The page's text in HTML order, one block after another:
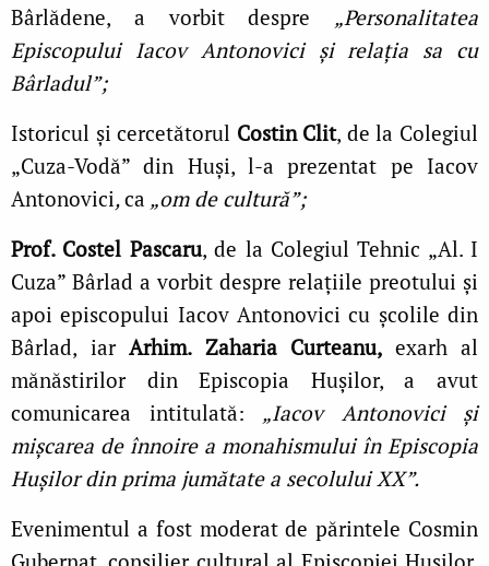
Bârlădene, a vorbit despre „Personalitatea
Episcopului Iacov Antonovici și relația sa cu
Bârladul”;
Istoricul și cercetătorul Costin Clit, de la Colegiul
„Cuza-Vodă” din Huși, l-a prezentat pe Iacov
Antonovici,ca „om de cultură”;
Prof. Costel Pascaru, de la Colegiul Tehnic „Al. I
Cuza” Bârlad a vorbit despre relațiile preotului și
apoi episcopului Iacov Antonovici cu școlile din
Bârlad, iar Arhim. Zaharia Curteanu, exarh al
mănăstirilor din Episcopia Hușilor, a avut
comunicarea intitulată: „Iacov Antonovici și
mișcarea de înnoire a monahismului în Episcopia
Hușilor din prima jumătate a secolului XX”.
Evenimentul a fost moderat de părintele Cosmin